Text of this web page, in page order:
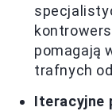
pomagają
trafnych
Iteracyjne